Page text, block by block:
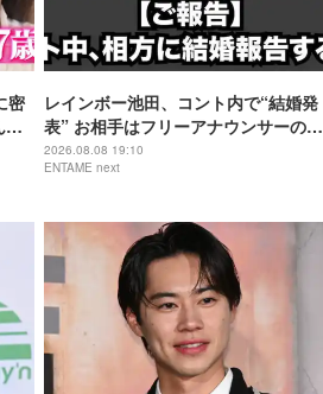
密
姿
レインボー池田、コント内で“結婚発
表” お相手はフリーアナウンサーの佐
藤佳奈
2026.08.08 19:10
ENTAME next